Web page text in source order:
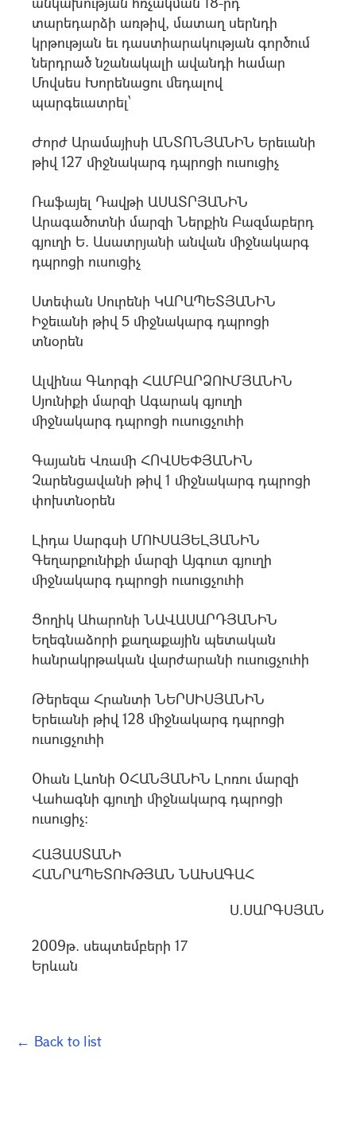
տարեդարձի առթիվ, մատաղ սերնդի
կրթության եւ դաստիարակության գործում
ներդրած նշանակալի ավանդի համար
Մովսես Խորենացու մեդալով
պարգեւատրել`
Ժորժ Արամայիսի ԱՆՏՈՆՅԱՆԻՆ Երեւանի
թիվ 127 միջնակարգ դպրոցի ուսուցիչ
Ռաֆայել Դավթի ԱՍԱՏՐՅԱՆԻՆ
Արագածոտնի մարզի Ներքին Բազմաբերդ
գյուղի Ե. Ասատրյանի անվան միջնակարգ
դպրոցի ուսուցիչ
Ստեփան Սուրենի ԿԱՐԱՊԵՏՅԱՆԻՆ
Իջեւանի թիվ 5 միջնակարգ դպրոցի
տնօրեն
Ալվինա Գևորգի ՀԱՄԲԱՐՁՈՒՄՅԱՆԻՆ
Սյունիքի մարզի Ագարակ գյուղի
միջնակարգ դպրոցի ուսուցչուհի
Գայանե Վռամի ՀՈՎՍԵՓՅԱՆԻՆ
Չարենցավանի թիվ 1 միջնակարգ դպրոցի
փոխտնօրեն
Լիդա Սարգսի ՄՈՒՍԱՅԵԼՅԱՆԻՆ
Գեղարքունիքի մարզի Այգուտ գյուղի
միջնակարգ դպրոցի ուսուցչուհի
Ցողիկ Ահարոնի ՆԱՎԱՍԱՐԴՅԱՆԻՆ
Եղեգնաձորի քաղաքային պետական
հանրակրթական վարժարանի ուսուցչուհի
Թերեզա Հրանտի ՆԵՐՍԻՍՅԱՆԻՆ
Երեւանի թիվ 128 միջնակարգ դպրոցի
ուսուցչուհի
Օհան Լևոնի ՕՀԱՆՅԱՆԻՆ Լոռու մարզի
Վահագնի գյուղի միջնակարգ դպրոցի
ուսուցիչ:
ՀԱՅԱՍՏԱՆԻ
ՀԱՆՐԱՊԵՏՈՒԹՅԱՆ ՆԱԽԱԳԱՀ
Ս.ՍԱՐԳՍՅԱՆ
2009թ. սեպտեմբերի 17
Երևան
← Back to list